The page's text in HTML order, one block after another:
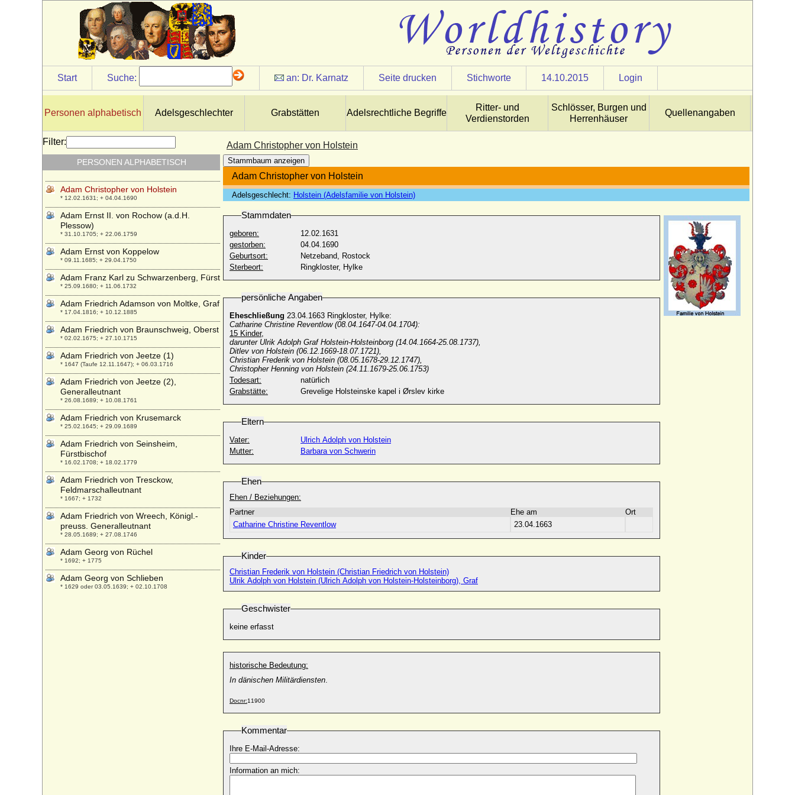
Start Suche: an: Dr. Karnatz Seite drucken Stichworte 14.10.2015 Login
Personen alphabetisch Adelsgeschlechter Grabstätten Adelsrechtliche Begriffe
Ritter- und
Verdienstorden
Schlösser, Burgen und
Herrenhäuser
Quellenangaben
Adam Christopher von Holstein
Stammbaum anzeigen
Adam Christopher von Holstein
Adelsgeschlecht: Holstein (Adelsfamilie von Holstein)
Stammdaten
geboren:
12.02.1631
gestorben:
04.04.1690
Geburtsort:
Netzeband, Rostock
Sterbeort:
Ringkloster, Hylke
persönliche Angaben
Eheschließung 23.04.1663 Ringkloster, Hylke:
Catharine Christine Reventlow (08.04.1647-04.04.1704):
15 Kinder,
darunter Ulrik Adolph Graf Holstein-Holsteinborg (14.04.1664-25.08.1737),
Ditlev von Holstein (06.12.1669-18.07.1721),
Christian Frederik von Holstein (08.05.1678-29.12.1747),
Christopher Henning von Holstein (24.11.1679-25.06.1753)
Todesart:
natürlich
Grabstätte:
Grevelige Holsteinske kapel i Ørslev kirke
Eltern
Vater:
Ulrich Adolph von Holstein
Mutter:
Barbara von Schwerin
Ehen
Ehen / Beziehungen:
Partner
Ehe am
Ort
Catharine Christine Reventlow
23.04.1663
Kinder
Christian Frederik von Holstein (Christian Friedrich von Holstein)
Ulrik Adolph von Holstein (Ulrich Adolph von Holstein-Holsteinborg), Graf
Geschwister
keine erfasst
historische Bedeutung:
In dänischen Militärdiensten.
Docnr:11900
Kommentar
Ihre E-Mail-Adresse:
Information an mich:
Filter:
PERSONEN ALPHABETISCH
Adalbert von Ravenstein
* um 1075/1080; + nach 1120
Adalbert von Seherr-Thoß (Friedrich
Wilhelm Ludwig Adalbert von Seherr-
Thoß), Freiherr
* 25.12.1822; + 18.11.1880
Adalbert-Adelhart von Preußen
* 01.11.1685; + 13.08.1744
* 1711; + 22.10.1785
Adam Christoph von Wallenrodt (Christoph
von Wallenrodt), Graf
* 01.02.1644; + 05.03.1711
Adam Christopher von Holstein
* 12.02.1631; + 04.04.1690
Adam Ernst II. von Rochow (a.d.H.
Plessow)
* 31.10.1705; + 22.06.1759
Adam Ernst von Koppelow
* 09.11.1685; + 29.04.1750
Adam Franz Karl zu Schwarzenberg, Fürst
* 25.09.1680; + 11.06.1732
Adam Friedrich Adamson von Moltke, Graf
* 17.04.1816; + 10.12.1885
Adam Friedrich von Braunschweig, Oberst
* 02.02.1675; + 27.10.1715
Adam Friedrich von Jeetze (1)
* 1647 (Taufe 12.11.1647); + 06.03.1716
Adam Friedrich von Jeetze (2),
Generalleutnant
* 26.08.1689; + 10.08.1761
Adam Friedrich von Krusemarck
* 25.02.1645; + 29.09.1689
Adam Friedrich von Seinsheim,
Fürstbischof
* 16.02.1708; + 18.02.1779
Adam Friedrich von Tresckow,
Feldmarschalleutnant
* 1667; + 1732
Adam Friedrich von Wreech, Königl.-
preuss. Generalleutnant
* 28.05.1689; + 27.08.1746
Adam Georg von Rüchel
* 1692; + 1775
Adam Georg von Schlieben
* 1629 oder 03.05.1639; + 02.10.1708